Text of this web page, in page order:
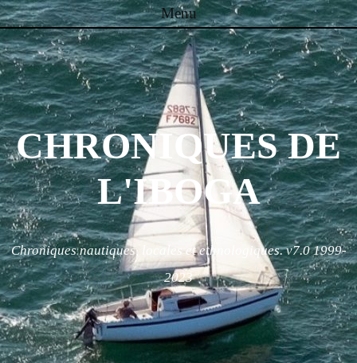
Menu
Skip to content
CHRONIQUES DE
L'IBOGA
Chroniques nautiques, locales et ethnologiques. v7.0 1999-
2023